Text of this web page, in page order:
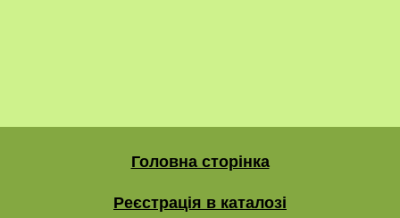
Головна сторінка
Реєстрація в каталозі